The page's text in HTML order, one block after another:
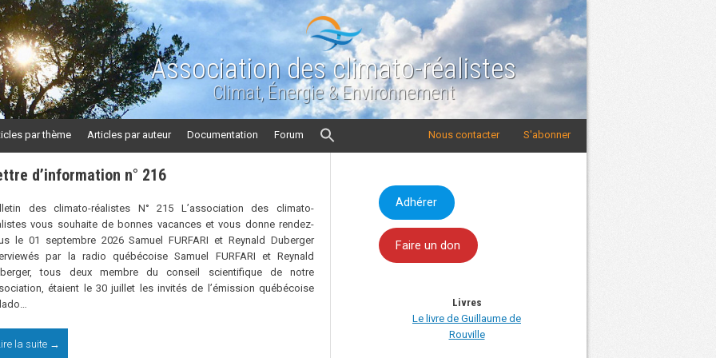
Association des climato-réalistes
Climat, Énergie & Environnement
par thème Articles par auteur Documentation Forum S'abonner
Nous contacter
d’information n° 216
des climato-réalistes N° 215 L’association des climato-
vous souhaite de bonnes vacances et vous donne rendez-
le 01 septembre 2026 Samuel FURFARI et Reynald Duberger
par la radio québécoise Samuel FURFARI et Reynald
tous deux membre du conseil scientifique de notre
étaient le 30 juillet les invités de l’émission québécoise
la suite →
Adhérer
Faire un don
Livres
Le livre de Guillaume de
Rouville